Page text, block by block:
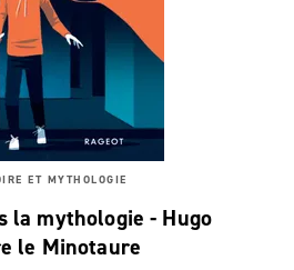
ET MYTHOLOGIE
la mythologie - Hugo
le Minotaure